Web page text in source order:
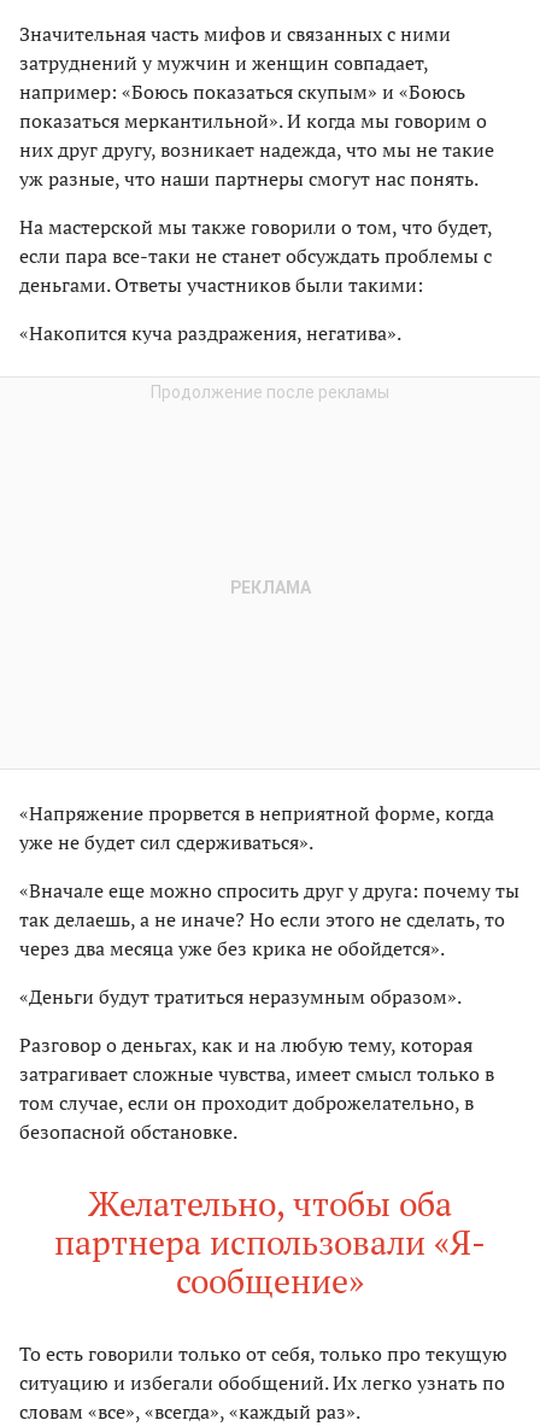
Значительная часть мифов и связанных с ними
затруднений у мужчин и женщин совпадает,
например: «Боюсь показаться скупым» и «Боюсь
показаться меркантильной». И когда мы говорим о
них друг другу, возникает надежда, что мы не такие
уж разные, что наши партнеры смогут нас понять.
На мастерской мы также говорили о том, что будет,
если пара все-таки не станет обсуждать проблемы с
деньгами. Ответы участников были такими:
«Накопится куча раздражения, негатива».
«Напряжение прорвется в неприятной форме, когда
уже не будет сил сдерживаться».
«Вначале еще можно спросить друг у друга: почему ты
так делаешь, а не иначе? Но если этого не сделать, то
через два месяца уже без крика не обойдется».
«Деньги будут тратиться неразумным образом».
Разговор о деньгах, как и на любую тему, которая
затрагивает сложные чувства, имеет смысл только в
том случае, если он проходит доброжелательно, в
безопасной обстановке.
Желательно, чтобы оба
партнера использовали «Я-
сообщение»
То есть говорили только от себя, только про текущую
ситуацию и избегали обобщений. Их легко узнать по
словам «все», «всегда», «каждый раз».